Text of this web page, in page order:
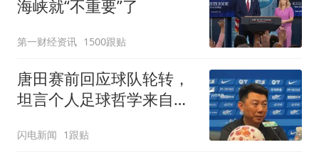
海峡就“不重要”了
第一财经资讯 1500跟贴
唐田赛前回应球队轮转，
坦言个人足球哲学来自孙
闪电新闻 1跟贴